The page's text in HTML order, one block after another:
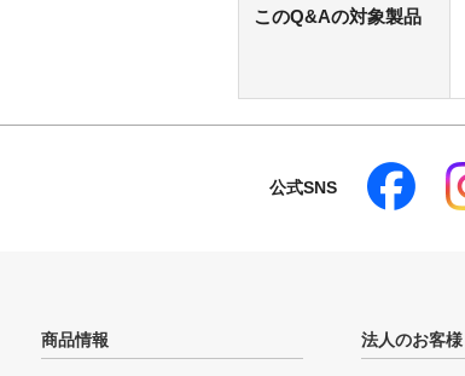
このQ&Aの対象製品
公式SNS
商品情報 法人のお客様